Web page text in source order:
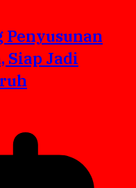
Penyusunan
Siap Jadi